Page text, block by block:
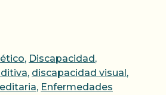
, Discapacidad ,
, discapacidad visual ,
, Enfermedades